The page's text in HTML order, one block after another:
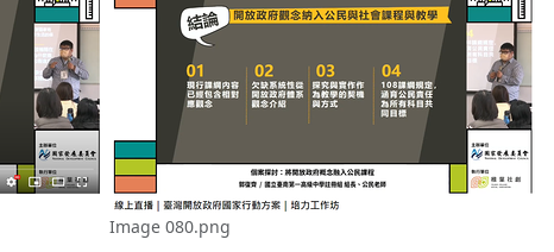
Image 080.png